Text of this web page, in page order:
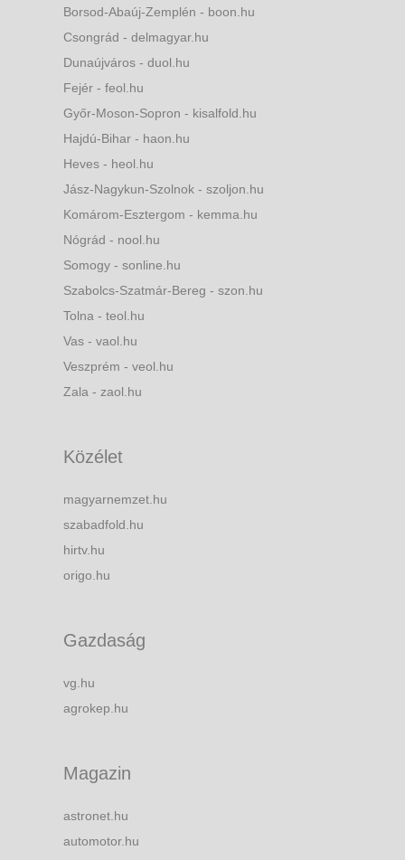
Borsod-Abaúj-Zemplén - boon.hu
Csongrád - delmagyar.hu
Dunaújváros - duol.hu
Fejér - feol.hu
Győr-Moson-Sopron - kisalfold.hu
Hajdú-Bihar - haon.hu
Heves - heol.hu
Jász-Nagykun-Szolnok - szoljon.hu
Komárom-Esztergom - kemma.hu
Nógrád - nool.hu
Somogy - sonline.hu
Szabolcs-Szatmár-Bereg - szon.hu
Tolna - teol.hu
Vas - vaol.hu
Veszprém - veol.hu
Zala - zaol.hu
Közélet
magyarnemzet.hu
szabadfold.hu
hirtv.hu
origo.hu
Gazdaság
vg.hu
agrokep.hu
Magazin
astronet.hu
automotor.hu